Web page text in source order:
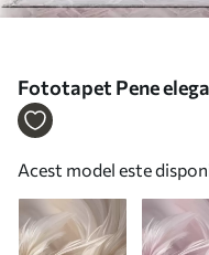
Fototapet Pene
w05658v2
Acest model este